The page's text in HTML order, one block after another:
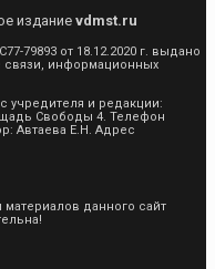
издание vdmst.ru
79893 от 18.12.2020 г. выдано
информационных
учредителя и редакции:
Свободы 4. Телефон
Автаева Е.Н. Адрес
данного сайт